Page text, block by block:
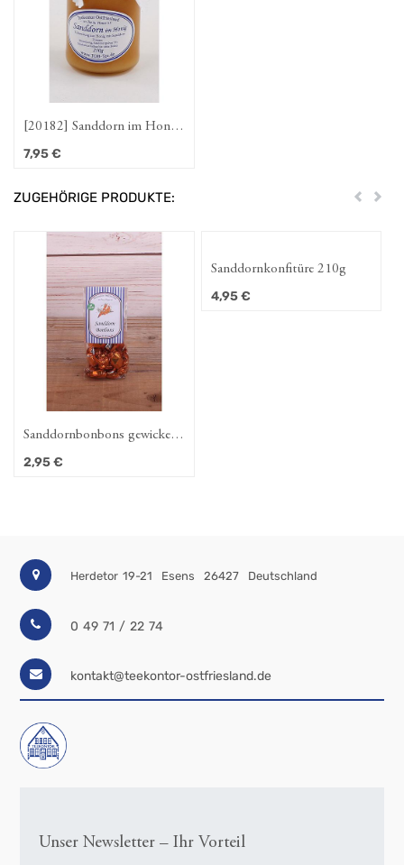
[20182] Sanddorn im Honig
250g
7,95€
ZUGEHÖRIGE PRODUKTE: Zurück
Sanddornbonbons gewickelt
100g
2,95€
Sanddornkonfitüre 210g
4,95€
Herdetor 19-21 Esens 26427 Deutschland
0 49 71 / 22 74
kontakt@teekontor-ostfriesland.de
Unser Newsletter – Ihr Vorteil